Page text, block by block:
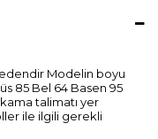
Modelin boyu
85 Bel 64 Basen 95
talimatı yer
ile ilgili gerekli